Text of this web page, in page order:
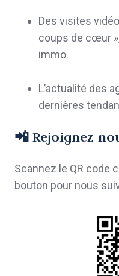
Des visites
coups de cœur
immo.
L’actualité des
dernières
📲 Rejoignez-
Scannez le QR code
bouton pour nous